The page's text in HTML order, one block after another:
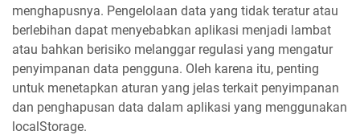
menghapusnya. Pengelolaan data yang tidak teratur atau
berlebihan dapat menyebabkan aplikasi menjadi lambat
atau bahkan berisiko melanggar regulasi yang mengatur
penyimpanan data pengguna. Oleh karena itu, penting
untuk menetapkan aturan yang jelas terkait penyimpanan
dan penghapusan data dalam aplikasi yang menggunakan
localStorage.